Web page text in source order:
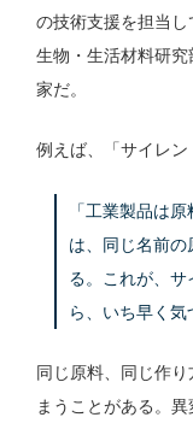
の技術支援を担当
生物・生活材料研
家だ。
例えば、「サイレン
「工業製品は
は、同じ名前
る。これが、
ら、いち早く気
同じ原料、同じ作
まうことがある。